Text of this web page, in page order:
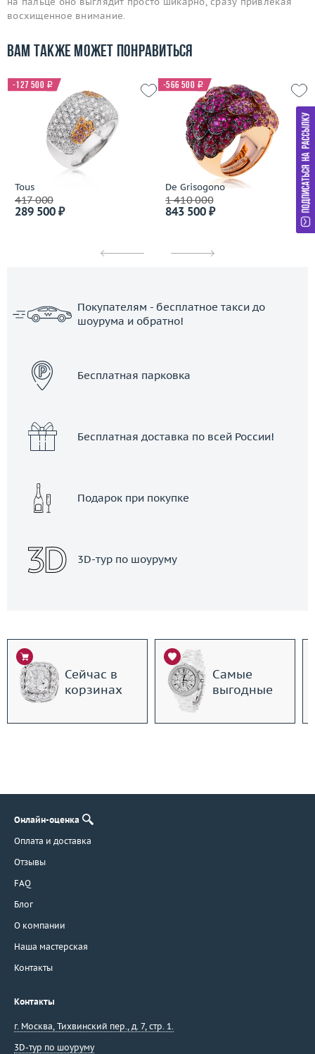
восхищенное внимание.
Вам также может понравиться
Tous
417 000
289 500 ₽
-127 500 i
De Grisogono
1 410 000
843 500 ₽
-566 500 i
Покупателям - бесплатное такси до
шоурума и обратно!
Бесплатная парковка
Бесплатная доставка по всей России!
Подарок при покупке
3D-тур по шоуруму
Сейчас в
корзинах
Самые
выгодные
Онлайн-оценка
Оплата и доставка
Отзывы
FAQ
Блог
О компании
Наша мастерская
Контакты
Контакты
г. Москва, Тихвинский пер., д. 7, стр. 1.
3D-тур по шоуруму